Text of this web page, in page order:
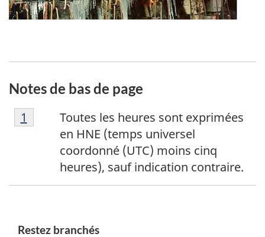
Notes de bas de page
N
o
Toutes les heures sont exprimées
en HNE (temps universel
coordonné (UTC) moins cinq
heures), sauf indication contraire.
Retour à la référence de la note de bas de
1
Restez branchés